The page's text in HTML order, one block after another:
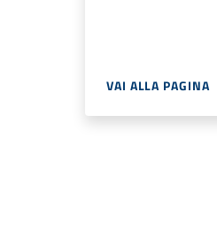
VAI ALLA PAGINA